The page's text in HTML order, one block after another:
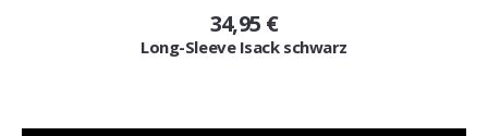
34,95 €
Long-Sleeve Isack schwarz